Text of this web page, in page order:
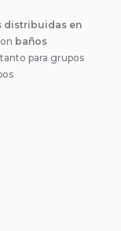
distribuidas en
baños
para grupos